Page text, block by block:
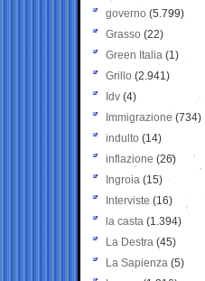
governo (5.799)
Grasso (22)
Green Italia (1)
Grillo (2.941)
Idv (4)
Immigrazione (734)
indulto (14)
inflazione (26)
Ingroia (15)
Interviste (16)
la casta (1.394)
La Destra (45)
La Sapienza (5)